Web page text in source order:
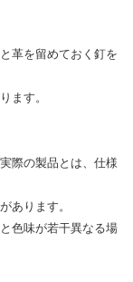
革を留めておく釘を
ます。
際の製品とは、仕様
あります。
色味が若干異なる場